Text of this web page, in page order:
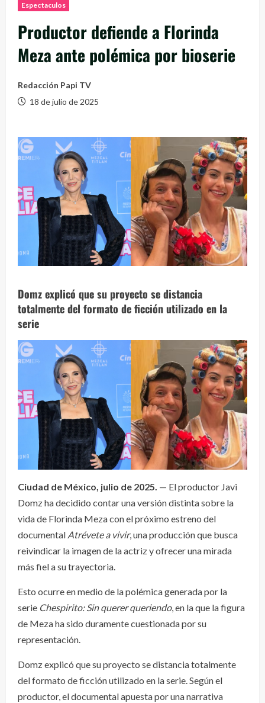
Espectaculos
Productor defiende a Florinda
Meza ante polémica por bioserie
Redacción Papi TV
18 de julio de 2025
Domz explicó que su proyecto se distancia
totalmente del formato de ficción utilizado en la
serie
Ciudad de México, julio de 2025. — El productor Javi
Domz ha decidido contar una versión distinta sobre la
vida de Florinda Meza con el próximo estreno del
documental Atrévete a vivir, una producción que busca
reivindicar la imagen de la actriz y ofrecer una mirada
más fiel a su trayectoria.
Esto ocurre en medio de la polémica generada por la
serie Chespirito: Sin querer queriendo, en la que la figura
de Meza ha sido duramente cuestionada por su
representación.
Domz explicó que su proyecto se distancia totalmente
del formato de ficción utilizado en la serie. Según el
productor, el documental apuesta por una narrativa